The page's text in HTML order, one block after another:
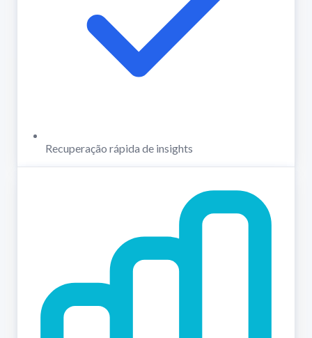
Recuperação rápida de insights